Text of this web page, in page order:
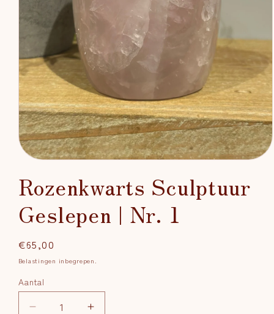
openen
in
Rozenkwarts Sculptuur
Geslepen | Nr. 1
Normale
prijs
€65,00
Belastingen inbegrepen.
Aantal
Aantal